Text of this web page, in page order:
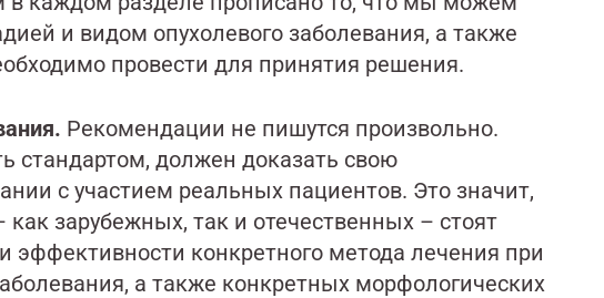
и видом опухолевого заболевания, а также
провести для принятия решения.
Рекомендации не пишутся произвольно.
стандартом, должен доказать свою
с участием реальных пациентов. Это значит,
как зарубежных, так и отечественных – стоят
эффективности конкретного метода лечения при
а также конкретных морфологических